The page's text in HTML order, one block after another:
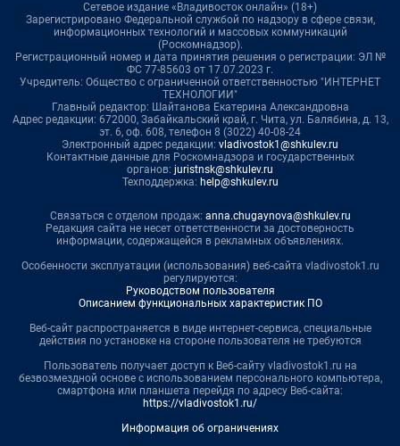
Сетевое издание «Владивосток онлайн» (18+)
Зарегистрировано Федеральной службой по надзору в сфере связи,
информационных технологий и массовых коммуникаций
(Роскомнадзор).
Регистрационный номер и дата принятия решения о регистрации: ЭЛ №
ФС 77-85603 от 17.07.2023 г.
Учредитель: Общество с ограниченной ответственностью "ИНТЕРНЕТ
ТЕХНОЛОГИИ"
Главный редактор: Шайтанова Екатерина Александровна
Адрес редакции: 672000, Забайкальский край, г. Чита, ул. Балябина, д. 13,
эт. 6, оф. 608, телефон 8 (3022) 40-08-24
Электронный адрес редакции: vladivostok1@shkulev.ru
Контактные данные для Роскомнадзора и государственных
органов: juristnsk@shkulev.ru
Техподдержка: help@shkulev.ru
Связаться с отделом продаж: anna.chugaynova@shkulev.ru
Редакция сайта не несет ответственности за достоверность
информации, содержащейся в рекламных объявлениях.
Особенности эксплуатации (использования) веб-сайта vladivostok1.ru
регулируются:
Руководством пользователя
Описанием функциональных характеристик ПО
Веб-сайт распространяется в виде интернет-сервиса, специальные
действия по установке на стороне пользователя не требуются
Пользователь получает доступ к Веб-сайту vladivostok1.ru на
безвозмездной основе с использованием персонального компьютера,
смартфона или планшета перейдя по адресу Веб-сайта:
https://vladivostok1.ru/
Информация об ограничениях